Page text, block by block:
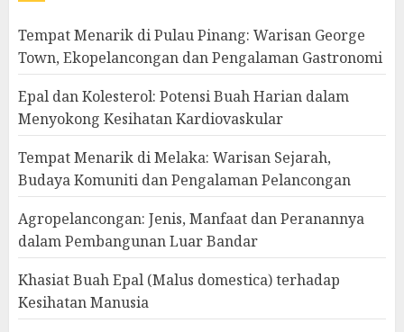
Tempat Menarik di Pulau Pinang: Warisan George
Town, Ekopelancongan dan Pengalaman Gastronomi
Epal dan Kolesterol: Potensi Buah Harian dalam
Menyokong Kesihatan Kardiovaskular
Tempat Menarik di Melaka: Warisan Sejarah,
Budaya Komuniti dan Pengalaman Pelancongan
Agropelancongan: Jenis, Manfaat dan Peranannya
dalam Pembangunan Luar Bandar
Khasiat Buah Epal (Malus domestica) terhadap
Kesihatan Manusia